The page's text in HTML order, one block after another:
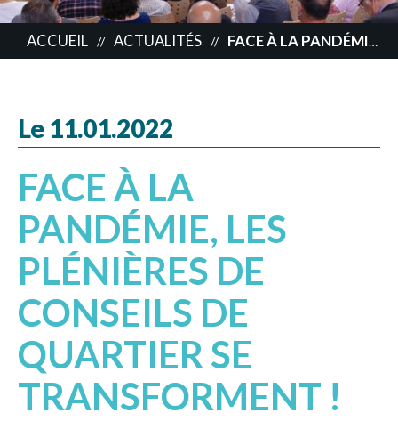
ACCUEIL // ACTUALITÉS // FACE À LA PANDÉMIE, LES PLÉNIÈRES DE CONSEILS DE QUARTIER SE TRANSFORMENT !
Le 11.01.2022
FACE À LA
PANDÉMIE, LES
PLÉNIÈRES DE
CONSEILS DE
QUARTIER SE
TRANSFORMENT !